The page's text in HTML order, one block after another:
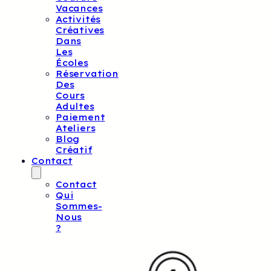
Vacances
Activités
Créatives
Dans
Les
Écoles
Réservation
Des
Cours
Adultes
Paiement
Ateliers
Blog
Créatif
Contact
Contact
Qui
Sommes-
Nous
?